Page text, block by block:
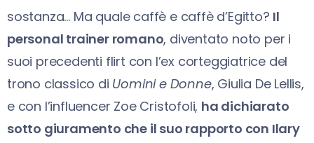
sostanza… Ma quale caffè e caffè d’Egitto? Il
personal trainer romano, diventato noto per i
suoi precedenti flirt con l’ex corteggiatrice del
trono classico di Uomini e Donne, Giulia De Lellis,
e con l’influencer Zoe Cristofoli, ha dichiarato
sotto giuramento che il suo rapporto con Ilary